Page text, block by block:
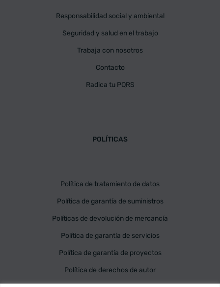
Responsabilidad social y ambiental
Seguridad y salud en el trabajo
Trabaja con nosotros
Contacto
Radica tu PQRS
POLÍTICAS
Política de tratamiento de datos
Política de garantía de suministros
Políticas de devolución de mercancía
Política de garantía de servicios
Política de garantía de proyectos
Política de derechos de autor